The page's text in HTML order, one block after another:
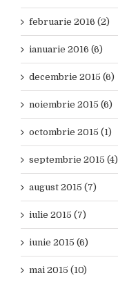
februarie 2016 (2)
ianuarie 2016 (6)
decembrie 2015 (6)
noiembrie 2015 (6)
octombrie 2015 (1)
septembrie 2015 (4)
august 2015 (7)
iulie 2015 (7)
iunie 2015 (6)
mai 2015 (10)